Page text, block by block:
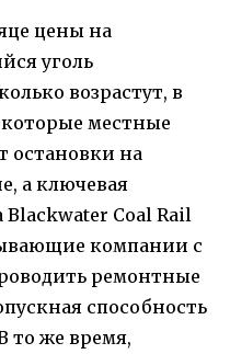
цены на
уголь
возрастут, в
местные
остановки на
а ключевая
Coal Rail
компании с
ремонтные
способность
то же время,